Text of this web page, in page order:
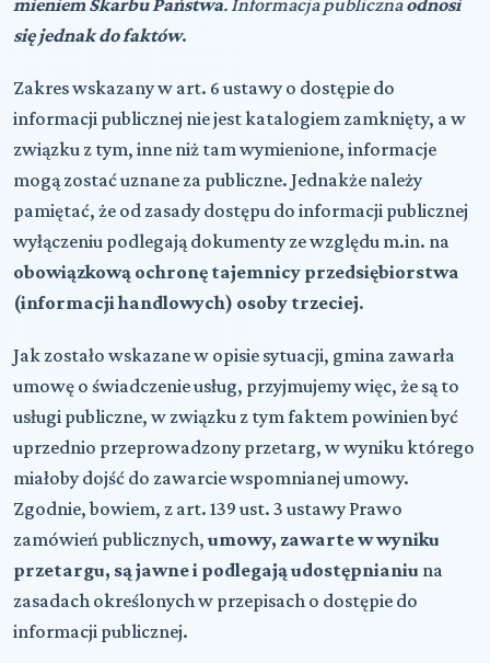
się jednak do faktów.
Zakres wskazany w art. 6 ustawy o dostępie do
informacji publicznej nie jest katalogiem zamknięty, a w
związku z tym, inne niż tam wymienione, informacje
mogą zostać uznane za publiczne. Jednakże należy
pamiętać, że od zasady dostępu do informacji publicznej
wyłączeniu podlegają dokumenty ze względu m.in. na
obowiązkową ochronę tajemnicy przedsiębiorstwa
(informacji handlowych) osoby trzeciej.
Jak zostało wskazane w opisie sytuacji, gmina zawarła
umowę o świadczenie usług, przyjmujemy więc, że są to
usługi publiczne, w związku z tym faktem powinien być
uprzednio przeprowadzony przetarg, w wyniku którego
miałoby dojść do zawarcie wspomnianej umowy.
Zgodnie, bowiem, z art. 139 ust. 3 ustawy Prawo
zamówień publicznych,umowy, zawarte w wyniku
przetargu, są jawne i podlegają udostępnianiu na
zasadach określonych w przepisach o dostępie do
informacji publicznej.